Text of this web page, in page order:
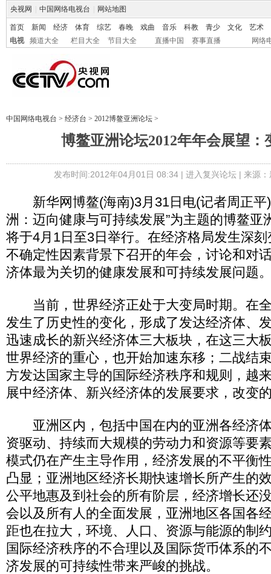
央视网 中国网络电视台 网站地图
首页 新闻 经济 体育 综艺 春晚 戏曲 音乐 科教 青少 文化
艺术
电视
频道大全 栏目大全 节目大全 直播中国 赛事直播 网络
中国网络电视台 > 经济台 > 2012博鳌亚洲论坛 >
博鳌亚洲论坛2012年年会展望：
发布时间:2012年04月01日 08:34 | 进入复兴论坛| 来源
新华网博鳌(海南)3月31日电(记者周正平)
洲：迈向健康与可持续发展”为主题的博鳌亚
将于4月1日至3日举行。在经济格局发生深
不确定性因素背景下召开的年会，讨论和对
济体最为关切的健康发展和可持续发展问题
当前，世界经济正处于大变局时期。在
发生了历史性的变化，形成了发达经济体、
迅速成长的新兴经济体三大板块，在这三大
世界经济的重心，也开始加速东移；二战结
方发达国家主导的国际经济秩序和规则，越
展中经济体、新兴经济体的发展要求，改变
亚洲区内，包括中国在内的亚洲各经济
资驱动、持续而大规模的劳动力和资源等要
模式仍在产生主导作用，经济发展的不平衡
凸显；亚洲地区经济长期快速增长所产生的
公平地惠及到社会的所有阶层，经济增长还
会以及所有人的全面发展，亚洲地区各国各
距也在拉大，环境、人口、资源与能源的制
国际经济秩序的不合理以及国际货币体系的
济发展的可持续性带来严峻的挑战。